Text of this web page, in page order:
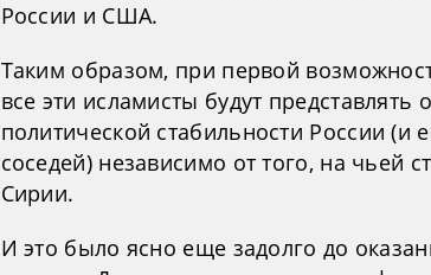
России и США.
Таким образом, при первой
все эти исламисты будут
политической стабильности России (и
соседей) независимо от того, на чьей
Сирии.
И это было ясно еще задолго до